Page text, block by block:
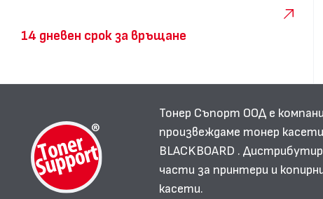
14 дневен срок за връщане
Тонер Съпорт ООД е
произвеждаме тонер
BLACKBOARD .
части за принтери и
касети.